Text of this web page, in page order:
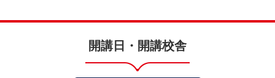
開講日・開講校舎